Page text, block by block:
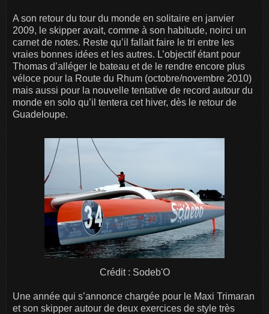
A son retour du tour du monde en solitaire en janvier
2009, le skipper avait, comme à son habitude, noirci un
carnet de notes. Reste qu’il fallait faire le tri entre les
vraies bonnes idées et les autres. L’objectif étant pour
Thomas d’alléger le bateau et de le rendre encore plus
véloce pour la Route du Rhum (octobre/novembre 2010)
mais aussi pour la nouvelle tentative de record autour du
monde en solo qu’il tentera cet hiver, dès le retour de
Guadeloupe.
Crédit : Sodeb'O
Une année qui s’annonce chargée pour le Maxi Trimaran
et son skipper autour de deux exercices de style très